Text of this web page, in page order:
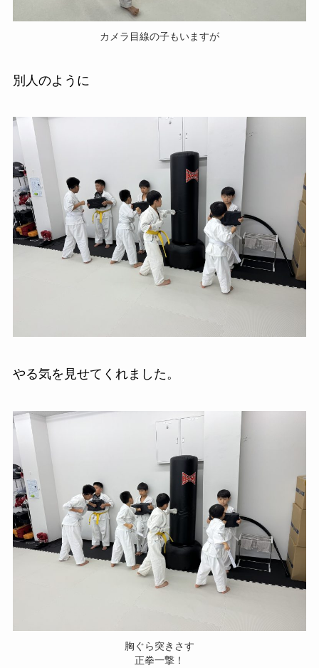
カメラ目線の子もいますが
別人のように
やる気を見せてくれました。
胸ぐら突きさす
正拳一撃！